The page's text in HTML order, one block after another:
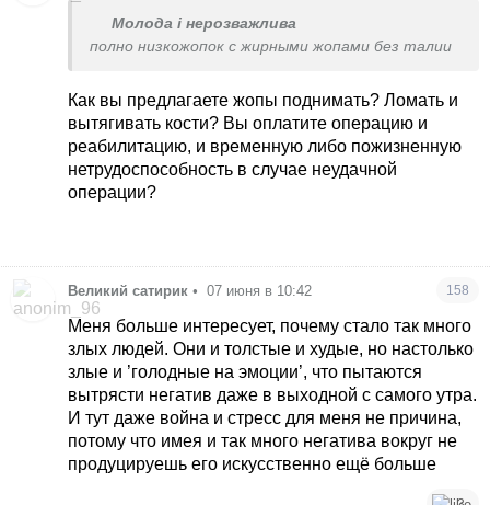
Молода і нерозважлива
полно низкожопок с жирными жопами без талии
Как вы предлагаете жопы поднимать? Ломать и
вытягивать кости? Вы оплатите операцию и
реабилитацию, и временную либо пожизненную
нетрудоспособность в случае неудачной
операции?
Великий сатирик • 07 июня в 10:42 158
Меня больше интересует, почему стало так много
злых людей. Они и толстые и худые, но настолько
злые и ’голодные на эмоции’, что пытаются
вытрясти негатив даже в выходной с самого утра.
И тут даже война и стресс для меня не причина,
потому что имея и так много негатива вокруг не
продуцируешь его искусственно ещё больше